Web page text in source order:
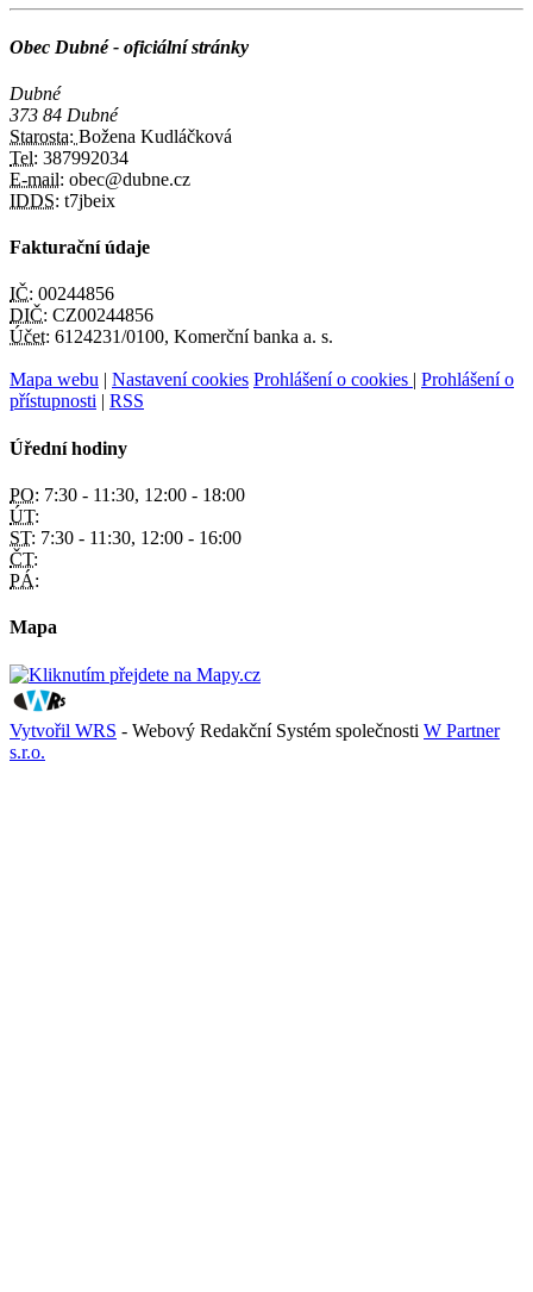
Obec Dubné - oficiální stránky
Dubné
373 84 Dubné
Starosta: Božena Kudláčková
Tel: 387992034
E-mail: obec@dubne.cz
IDDS: t7jbeix
Fakturační údaje
IČ: 00244856
DIČ: CZ00244856
Účet: 6124231/0100, Komerční banka a. s.
Mapa webu Nastavení cookies Prohlášení o cookies
Prohlášení o
přístupnosti
RSS
Úřední hodiny
PO: 7:30 - 11:30, 12:00 - 18:00
ÚT:
ST: 7:30 - 11:30, 12:00 - 16:00
ČT:
PÁ:
Mapa
Vytvořil WRS - Webový Redakční Systém společnosti W Partner
s.r.o.